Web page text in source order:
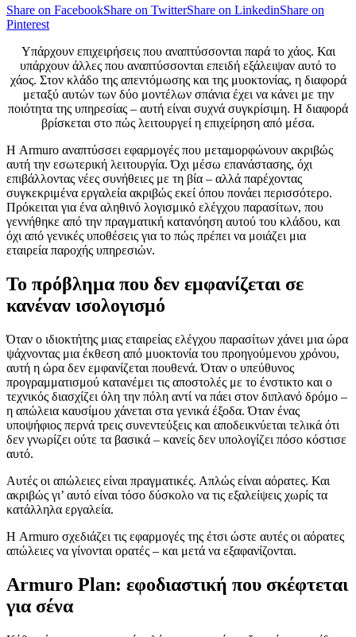
Share on FacebookShare on TwitterShare on LinkedinShare on
Pinterest
Υπάρχουν επιχειρήσεις που αναπτύσσονται παρά το χάος. Και
υπάρχουν άλλες που αναπτύσσονται επειδή εξάλειψαν αυτό το
χάος. Στον κλάδο της απεντόμωσης και της μυοκτονίας, η διαφορά
μεταξύ αυτών των δύο μοντέλων σπάνια έχει να κάνει με την
ποιότητα της υπηρεσίας – αυτή είναι συχνά συγκρίσιμη. Η διαφορά
βρίσκεται στο πώς λειτουργεί η επιχείρηση από μέσα.
Η Armuro αναπτύσσει εφαρμογές που μεταμορφώνουν ακριβώς
αυτή την εσωτερική λειτουργία. Όχι μέσω επανάστασης, όχι
επιβάλλοντας νέες συνήθειες με τη βία – αλλά παρέχοντας
συγκεκριμένα εργαλεία ακριβώς εκεί όπου πονάει περισσότερο.
Πρόκειται για ένα αληθινό λογισμικό ελέγχου παρασίτων, που
γεννήθηκε από την πραγματική κατανόηση αυτού του κλάδου, και
όχι από γενικές υποθέσεις για το πώς πρέπει να μοιάζει μια
εταιρεία παροχής υπηρεσιών.
Το πρόβλημα που δεν εμφανίζεται σε
κανέναν ισολογισμό
Όταν ο ιδιοκτήτης μιας εταιρείας ελέγχου παρασίτων χάνει μια ώρα
ψάχνοντας μια έκθεση από μυοκτονία του προηγούμενου χρόνου,
αυτή η ώρα δεν εμφανίζεται πουθενά. Όταν ο υπεύθυνος
προγραμματισμού κατανέμει τις αποστολές με το ένστικτο και ο
τεχνικός διασχίζει όλη την πόλη αντί να πάει στον διπλανό δρόμο –
η απώλεια καυσίμου χάνεται στα γενικά έξοδα. Όταν ένας
υποψήφιος περνά τρεις συνεντεύξεις και αποδεικνύεται τελικά ότι
δεν γνωρίζει ούτε τα βασικά – κανείς δεν υπολογίζει πόσο κόστισε
αυτό.
Αυτές οι απώλειες είναι πραγματικές. Απλώς είναι αόρατες. Και
ακριβώς γι’ αυτό είναι τόσο δύσκολο να τις εξαλείψεις χωρίς τα
κατάλληλα εργαλεία.
Η Armuro σχεδιάζει τις εφαρμογές της έτσι ώστε αυτές οι αόρατες
απώλειες να γίνονται ορατές – και μετά να εξαφανίζονται.
Armuro Plan: εφοδιαστική που σκέφτεται
για σένα